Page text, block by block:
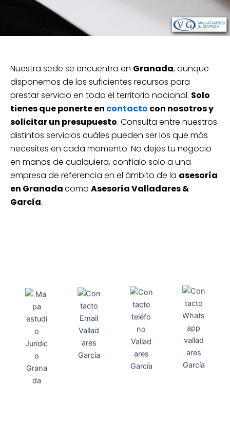
Nuestra sede se encuentra en Granada, aunque
disponemos de los suficientes recursos para
prestar servicio en todo el territorio nacional. Solo
tienes que ponerte en contacto con nosotros y
solicitar un presupuesto. Consulta entre nuestros
distintos servicios cuáles pueden ser los que más
necesites en cada momento. No dejes tu negocio
en manos de cualquiera, confíalo solo a una
empresa de referencia en el ámbito de la asesoría
en Granadacomo Asesoría Valladares &
García.